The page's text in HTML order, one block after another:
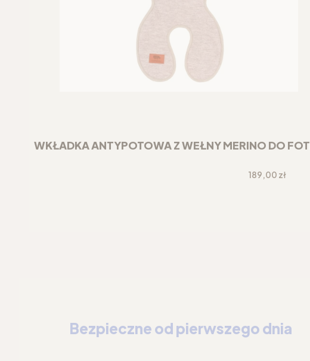
WKŁADKA ANTYPOTOWA Z WEŁNY MERINO DO
Cena
189,00 zł
Bezpieczne od pierwszego dnia